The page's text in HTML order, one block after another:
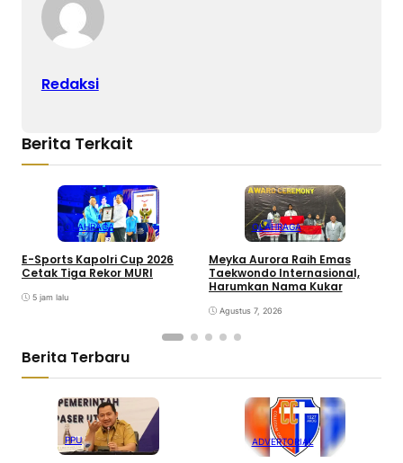
Redaksi
Berita Terkait
OLAHRAGA
E-Sports Kapolri Cup 2026
Cetak Tiga Rekor MURI
5 jam lalu
OLAHRAGA
Meyka Aurora Raih Emas
Taekwondo Internasional,
Harumkan Nama Kukar
Agustus 7, 2026
Berita Terbaru
PPU ADVERTORIAL